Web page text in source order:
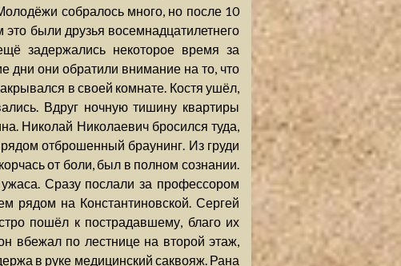
собралось много, но после 10
были друзья восемнадцатилетнего
задержались некоторое время за
дни они обратили внимание на то, что
в своей комнате. Костя ушёл,
Вдруг ночную тишину квартиры
Николай Николаевич бросился туда,
отброшенный браунинг. Из груди
от боли, был в полном сознании.
Сразу послали за профессором
рядом на Константиновской. Сергей
пошёл к пострадавшему, благо их
вбежал по лестнице на второй этаж,
в руке медицинский саквояж. Рана